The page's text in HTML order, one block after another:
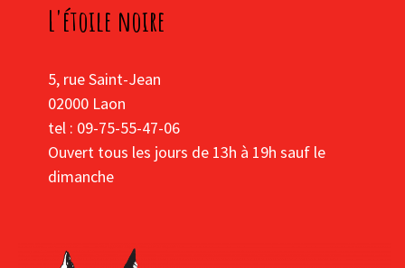
L'étoile noire
5, rue Saint-Jean
02000 Laon
tel : 09-75-55-47-06
Ouvert tous les jours de 13h à 19h sauf le
dimanche